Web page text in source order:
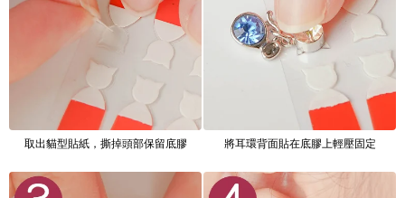
取出貓型貼紙，撕掉頭部保留底膠 將耳環背面貼在底膠上輕壓固定